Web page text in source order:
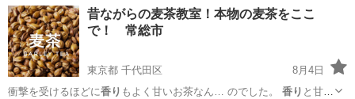
東京 江戸川区 その他
昔ながらの麦茶教室！本物の麦茶をここ
で！ 常総市
東京都 千代田区
8月4日
衝撃を受けるほどに香り もよく甘いお茶なん… のでした。 香り と甘さ